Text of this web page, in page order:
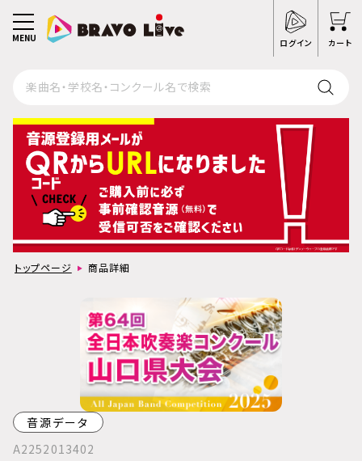
ログイン カート
MENU
トップページ 商品詳細
音源データ
A2252013402